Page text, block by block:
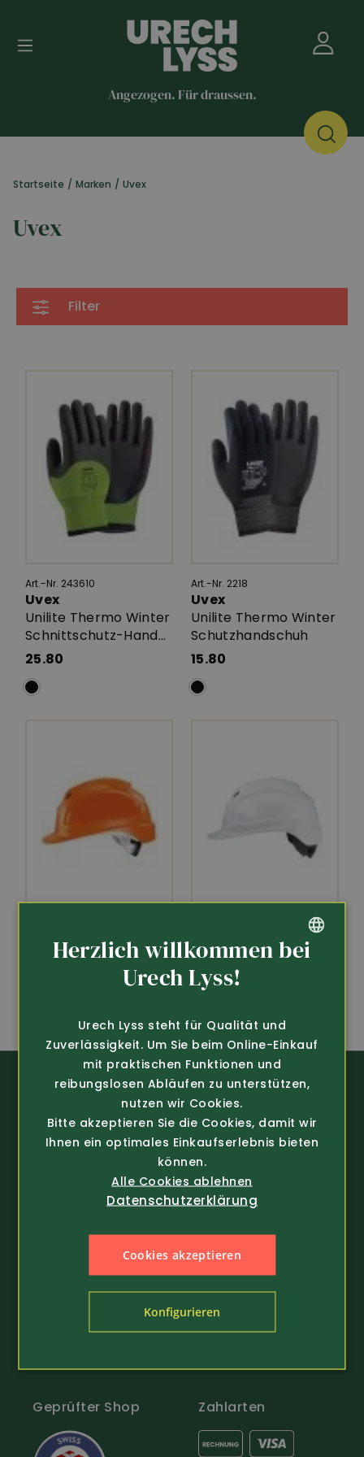
Angezogen. Für draussen.
Startseite / Marken / Uvex
Uvex
Filter
Art.-Nr. 243610
Uvex
Unilite Thermo Winter
Schnittschutz-Hand...
25.80
Art.-Nr. 2218
Uvex
Unilite Thermo Winter
Schutzhandschuh
15.80
Uvex
Uvex
Helm Pheos
32.80
Arbeitskleidung
Latzhosen / Overall
Damen Arbeitskleidung
Kinder Arbeitskleidung
Arbeitsjacken
Schürzen & Berufsmantel
Arbeitsshirts / Pullover
Arbeit Warnschutzbekleidung
Arbeitssocken
Gürtel & Hosenträger
Schuhe
Sicherheitsschuhe
Arbeitsschuhe
Bergschuhe
Winterschuhe
Alltagsschuhe
Wanderschuhe
Gastroschuhe
Hausschuhe
Geprüfter Shop Zahlarten
Herzlich willkommen bei
Urech Lyss!
Urech Lyss steht für Qualität und
Zuverlässigkeit. Um Sie beim Online-Einkauf
mit praktischen Funktionen und
reibungslosen Abläufen zu unterstützen,
nutzen wir Cookies.
Bitte akzeptieren Sie die Cookies, damit wir
Ihnen ein optimales Einkaufserlebnis bieten
können.
Alle Cookies ablehnen
Datenschutzerklärung
Cookies akzeptieren
Konfigurieren